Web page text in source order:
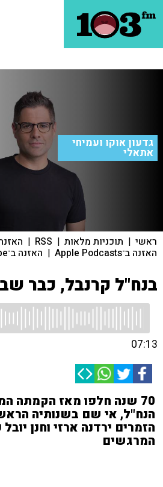
גדעון אוקו ועמיחי
אתאלי
ראשי | תוכניות מלאות |
RSS
|
האזנה ב־Apple Podcasts | האזנה ב־youtube
בנח"ל קרנבל, כבר
07:13
70 שנה חלפו מאז
הנח"ל, אי שם בשנותיה
הזמרים ירדנה ארזי וחנן יובל
המרגשים